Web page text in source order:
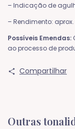
– Indicação de
– Rendimento:
Possíveis Emendas:
ao processo de
Compartilhar
Outras